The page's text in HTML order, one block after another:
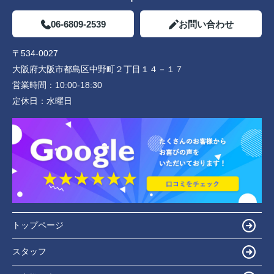
06-6809-2539 お問い合わせ
〒534-0027
大阪府大阪市都島区中野町２丁目１４－１７
営業時間： 10:00-18:30
定休日： 水曜日
トップページ
スタッフ